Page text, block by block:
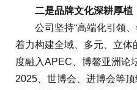
二是品牌文化深耕厚植，
公司坚持“高端化引领、
着力构建全域、多元、立体
度融入APEC、博鳌亚洲论
2025、世博会、进博会等